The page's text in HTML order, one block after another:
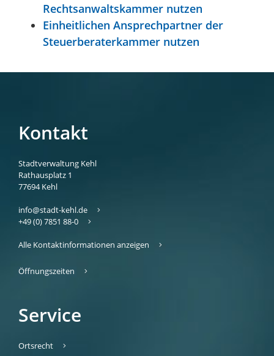
Rechtsanwaltskammer nutzen
Einheitlichen Ansprechpartner der
Steuerberaterkammer nutzen
Kontakt
Stadtverwaltung Kehl
Rathausplatz 1
77694 Kehl
info@stadt-kehl.de
+49 (0) 7851 88-0
Alle Kontaktinformationen anzeigen
Öffnungszeiten
Service
Ortsrecht